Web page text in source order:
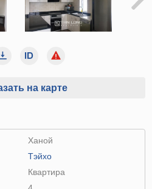
на карте
Ханой
Тэйхо
Квартира